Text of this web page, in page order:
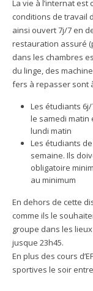
La vie à l’internat
conditions de travail
ainsi ouvert 7j/7 en
restauration assuré
dans les chambres
du linge, des
fers à repasser sont
Les étudiants
le samedi matin
lundi matin
Les étudiants
semaine. Ils
obligatoire
au minimum
En dehors de cette
comme ils le
groupe dans les
jusque 23h45.
En plus des cours
sportives le soir